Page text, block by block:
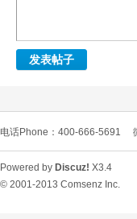
发表帖子
电话Phone：400-666-5691
Powered by Discuz! X3.4
© 2001-2013 Comsenz Inc.